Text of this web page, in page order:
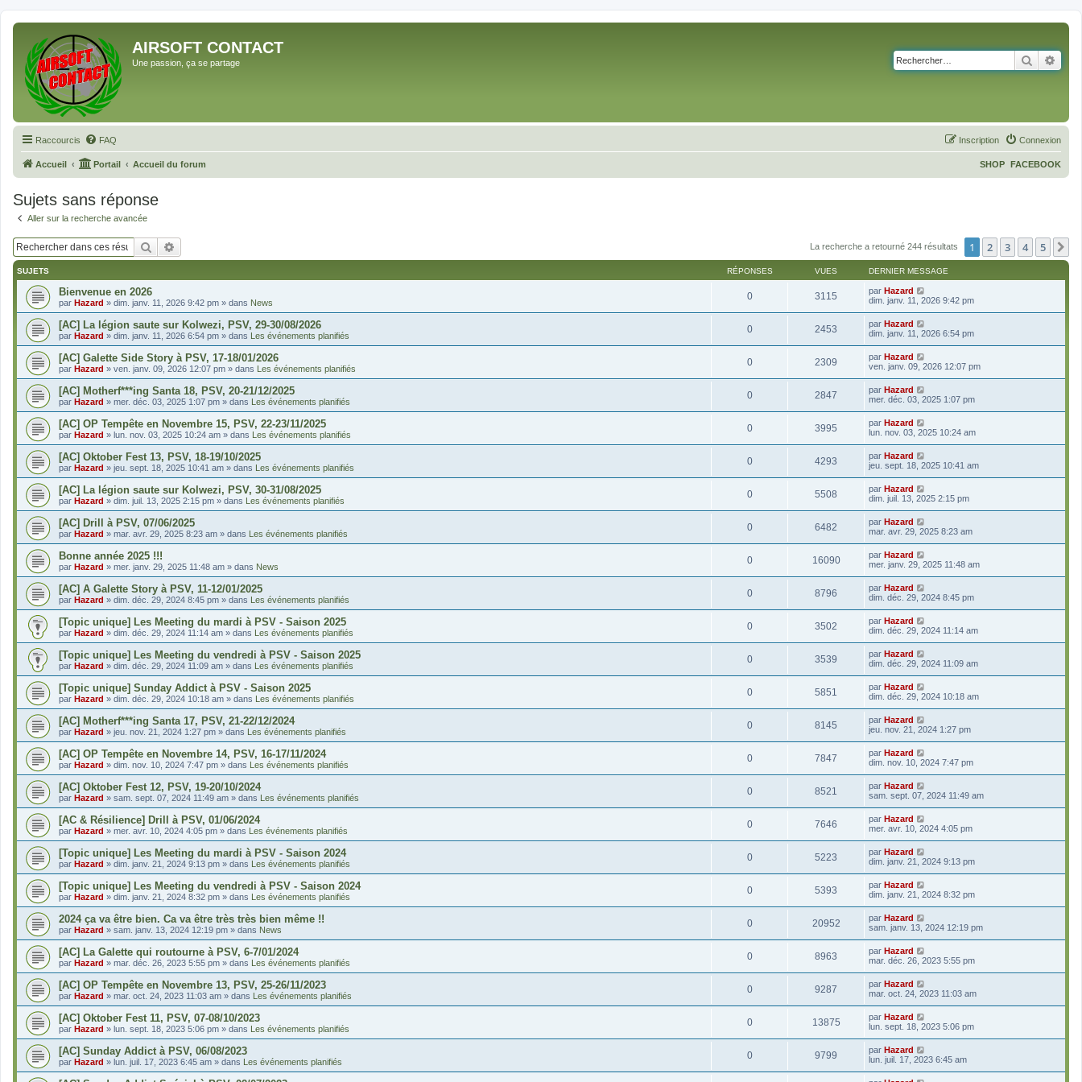
AIRSOFT CONTACT
Une passion, ça se partage
Raccourcis FAQ Connexion
Inscription
Accueil Portail Accueil du forum FACEBOOK
SHOP
Sujets sans réponse
Aller sur la recherche avancée
Rechercher La recherche a retourné 244 résultats 1 2 3 4 5
SUJETS RÉPONSES VUES DERNIER MESSAGE
Bienvenue en 2026
par Hazard » dim. janv. 11, 2026 9:42 pm » dans News
0 3115 par Hazard
dim. janv. 11, 2026 9:42 pm
[AC] La légion saute sur Kolwezi, PSV, 29-30/08/2026
par Hazard » dim. janv. 11, 2026 6:54 pm » dans Les événements planifiés
0 2453 par Hazard
dim. janv. 11, 2026 6:54 pm
[AC] Galette Side Story à PSV, 17-18/01/2026
par Hazard » ven. janv. 09, 2026 12:07 pm » dans Les événements planifiés
0 2309 par Hazard
ven. janv. 09, 2026 12:07 pm
[AC] Motherf***ing Santa 18, PSV, 20-21/12/2025
par Hazard » mer. déc. 03, 2025 1:07 pm » dans Les événements planifiés
0 2847 par Hazard
mer. déc. 03, 2025 1:07 pm
[AC] OP Tempête en Novembre 15, PSV, 22-23/11/2025
par Hazard » lun. nov. 03, 2025 10:24 am » dans Les événements planifiés
0 3995 par Hazard
lun. nov. 03, 2025 10:24 am
[AC] Oktober Fest 13, PSV, 18-19/10/2025
par Hazard » jeu. sept. 18, 2025 10:41 am » dans Les événements planifiés
0 4293 par Hazard
jeu. sept. 18, 2025 10:41 am
[AC] La légion saute sur Kolwezi, PSV, 30-31/08/2025
par Hazard » dim. juil. 13, 2025 2:15 pm » dans Les événements planifiés
0 5508 par Hazard
dim. juil. 13, 2025 2:15 pm
[AC] Drill à PSV, 07/06/2025
par Hazard » mar. avr. 29, 2025 8:23 am » dans Les événements planifiés
0 6482 par Hazard
mar. avr. 29, 2025 8:23 am
Bonne année 2025 !!!
par Hazard » mer. janv. 29, 2025 11:48 am » dans News
0 16090 par Hazard
mer. janv. 29, 2025 11:48 am
[AC] A Galette Story à PSV, 11-12/01/2025
par Hazard » dim. déc. 29, 2024 8:45 pm » dans Les événements planifiés
0 8796 par Hazard
dim. déc. 29, 2024 8:45 pm
[Topic unique] Les Meeting du mardi à PSV - Saison 2025
par Hazard » dim. déc. 29, 2024 11:14 am » dans Les événements planifiés
0 3502 par Hazard
dim. déc. 29, 2024 11:14 am
[Topic unique] Les Meeting du vendredi à PSV - Saison 2025
par Hazard » dim. déc. 29, 2024 11:09 am » dans Les événements planifiés
0 3539 par Hazard
dim. déc. 29, 2024 11:09 am
[Topic unique] Sunday Addict à PSV - Saison 2025
par Hazard » dim. déc. 29, 2024 10:18 am » dans Les événements planifiés
0 5851 par Hazard
dim. déc. 29, 2024 10:18 am
[AC] Motherf***ing Santa 17, PSV, 21-22/12/2024
par Hazard » jeu. nov. 21, 2024 1:27 pm » dans Les événements planifiés
0 8145 par Hazard
jeu. nov. 21, 2024 1:27 pm
[AC] OP Tempête en Novembre 14, PSV, 16-17/11/2024
par Hazard » dim. nov. 10, 2024 7:47 pm » dans Les événements planifiés
0 7847 par Hazard
dim. nov. 10, 2024 7:47 pm
[AC] Oktober Fest 12, PSV, 19-20/10/2024
par Hazard » sam. sept. 07, 2024 11:49 am » dans Les événements planifiés
0 8521 par Hazard
sam. sept. 07, 2024 11:49 am
[AC & Résilience] Drill à PSV, 01/06/2024
par Hazard » mer. avr. 10, 2024 4:05 pm » dans Les événements planifiés
0 7646 par Hazard
mer. avr. 10, 2024 4:05 pm
[Topic unique] Les Meeting du mardi à PSV - Saison 2024
par Hazard » dim. janv. 21, 2024 9:13 pm » dans Les événements planifiés
0 5223 par Hazard
dim. janv. 21, 2024 9:13 pm
[Topic unique] Les Meeting du vendredi à PSV - Saison 2024
par Hazard » dim. janv. 21, 2024 8:32 pm » dans Les événements planifiés
0 5393 par Hazard
dim. janv. 21, 2024 8:32 pm
2024 ça va être bien. Ca va être très très bien même !!
par Hazard » sam. janv. 13, 2024 12:19 pm » dans News
0 20952 par Hazard
sam. janv. 13, 2024 12:19 pm
[AC] La Galette qui routourne à PSV, 6-7/01/2024
par Hazard » mar. déc. 26, 2023 5:55 pm » dans Les événements planifiés
0 8963 par Hazard
mar. déc. 26, 2023 5:55 pm
[AC] OP Tempête en Novembre 13, PSV, 25-26/11/2023
par Hazard » mar. oct. 24, 2023 11:03 am » dans Les événements planifiés
0 9287 par Hazard
mar. oct. 24, 2023 11:03 am
[AC] Oktober Fest 11, PSV, 07-08/10/2023
par Hazard » lun. sept. 18, 2023 5:06 pm » dans Les événements planifiés
0 13875 par Hazard
lun. sept. 18, 2023 5:06 pm
[AC] Sunday Addict à PSV, 06/08/2023
par Hazard » lun. juil. 17, 2023 6:45 am » dans Les événements planifiés
0 9799 par Hazard
lun. juil. 17, 2023 6:45 am